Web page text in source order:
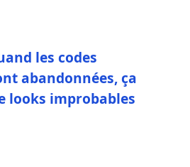
les codes
abandonnées, ça
looks improbables